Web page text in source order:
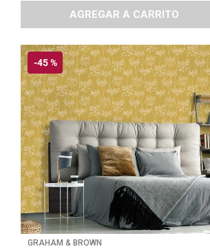
AGREGAR A CARRITO
-45 %
GRAHAM & BROWN